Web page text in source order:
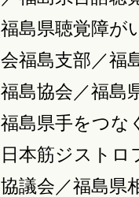
福島県聴覚障が
会福島支部／福
福島協会／福島
福島県手をつな
日本筋ジストロ
協議会／福島県